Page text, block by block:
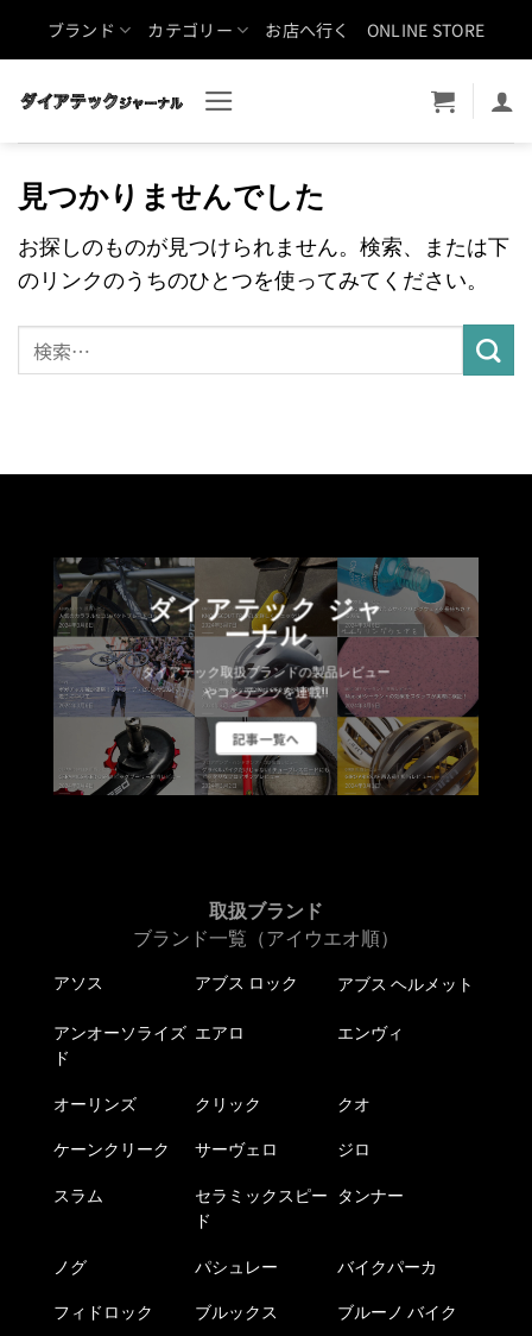
ブランド カテゴリー お店へ行く ONLINE STORE
見つかりませんでした
お探しのものが見つけられません。検索、または下
のリンクのうちのひとつを使ってみてください。
ダイアテック ジャ
ーナル
ダイアテック取扱ブランドの製品レビュー
やコンテンツを連載!!
記事一覧へ
取扱ブランド
ブランド一覧（アイウエオ順）
アソス アブス ロック アブス ヘルメット
アンオーソライズ
ド
エアロ エンヴィ
オーリンズ クリック クオ
ケーンクリーク サーヴェロ ジロ
スラム
セラミックスピー
ド
タンナー
ノグ パシュレー バイクパーカ
フィドロック ブルックス ブルーノ バイク